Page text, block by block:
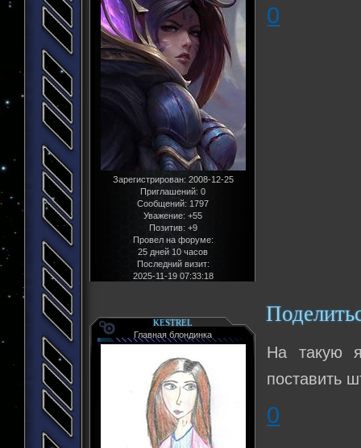
Зарегистрирован: 2008-12-25
Приглашений: 0
Сообщений: 1797
Уважение: +55
Позитив: +9
Провел на форуме:
25 дней 10 часов
Последний визит:
2025-11-19 07:33:18
0
KESTREL
Главная блондинка
На такую
поставить
0